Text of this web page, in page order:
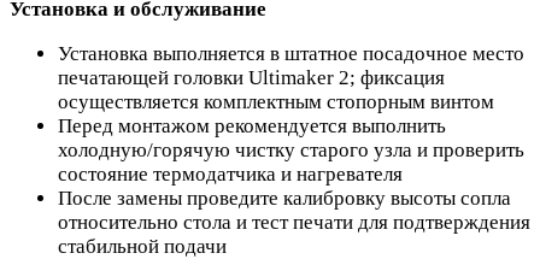
Установка и обслуживание
Установка выполняется в штатное посадочное место
печатающей головки Ultimaker 2; фиксация
осуществляется комплектным стопорным винтом
Перед монтажом рекомендуется выполнить
холодную/горячую чистку старого узла и проверить
состояние термодатчика и нагревателя
После замены проведите калибровку высоты сопла
относительно стола и тест печати для подтверждения
стабильной подачи